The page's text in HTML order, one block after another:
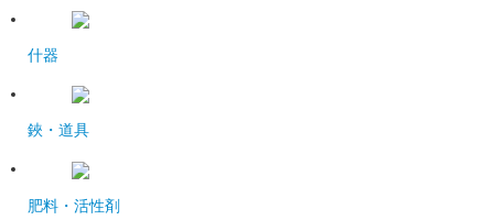
什器
鋏・道具
肥料・活性剤